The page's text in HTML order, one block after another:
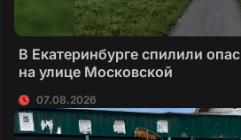
В Екатеринбурге спилили
на улице Московской
07.08.2026